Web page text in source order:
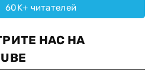
60K+ читателей
НАС НА